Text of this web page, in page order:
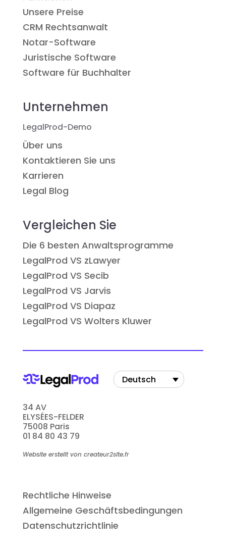
Unsere Preise
CRM Rechtsanwalt
Notar-Software
Juristische Software
Software für Buchhalter
Unternehmen
LegalProd-Demo
Über uns
Kontaktieren Sie uns
Karrieren
Legal Blog
Vergleichen Sie
Die 6 besten Anwaltsprogramme
LegalProd VS zLawyer
LegalProd VS Secib
LegalProd VS Jarvis
LegalProd VS Diapaz
LegalProd VS Wolters Kluwer
34 AV
ELYSÉES-FELDER
75008 Paris
01 84 80 43 79
Website erstellt von createur2site.fr
Deutsch
Rechtliche Hinweise
Allgemeine Geschäftsbedingungen
Datenschutzrichtlinie